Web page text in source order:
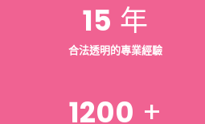
15 年
合法透明的專業經驗
1200 +